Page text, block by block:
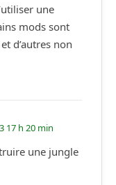
une
mods sont
d’autres non
17 h 20 min
une jungle